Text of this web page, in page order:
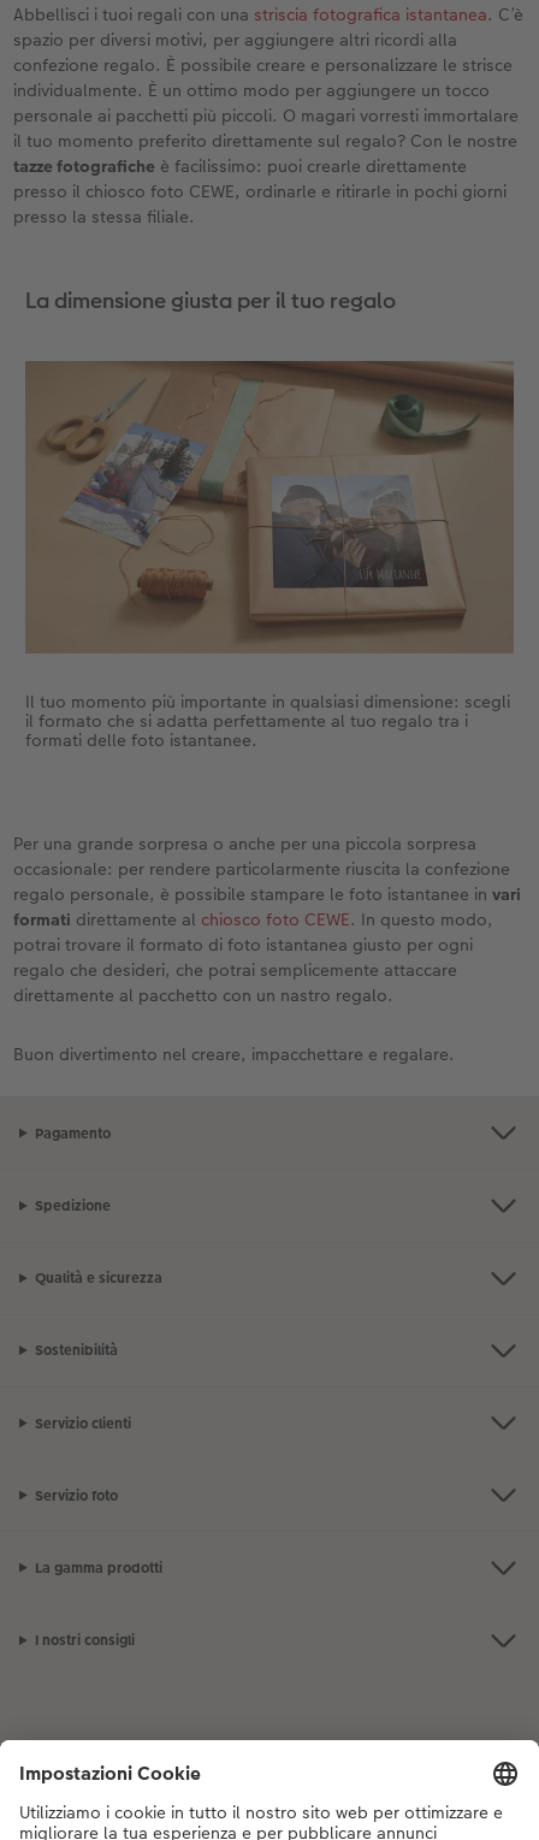
Abbellisci i tuoi regali con una striscia fotografica istantanea. C’è
spazio per diversi motivi, per aggiungere altri ricordi alla
confezione regalo. È possibile creare e personalizzare le strisce
individualmente. È un ottimo modo per aggiungere un tocco
personale ai pacchetti più piccoli. O magari vorresti immortalare
il tuo momento preferito direttamente sul regalo? Con le nostre
tazze fotografiche è facilissimo: puoi crearle direttamente
presso il chiosco foto CEWE, ordinarle e ritirarle in pochi giorni
presso la stessa filiale.
La dimensione giusta per il tuo regalo
Il tuo momento più importante in qualsiasi dimensione: scegli
il formato che si adatta perfettamente al tuo regalo tra i
formati delle foto istantanee.
Per una grande sorpresa o anche per una piccola sorpresa
occasionale: per rendere particolarmente riuscita la confezione
regalo personale, è possibile stampare le foto istantanee invari
formati direttamente al chiosco foto CEWE. In questo modo,
potrai trovare il formato di foto istantanea giusto per ogni
regalo che desideri, che potrai semplicemente attaccare
direttamente al pacchetto con un nastro regalo.
Buon divertimento nel creare, impacchettare e regalare.
Pagamento
Spedizione
Qualità e sicurezza
Sostenibilità
Servizio clienti
Servizio foto
La gamma prodotti
I nostri consigli
Se hai domande sui prodotti o sull'ordine, non esitare a contattarci dal